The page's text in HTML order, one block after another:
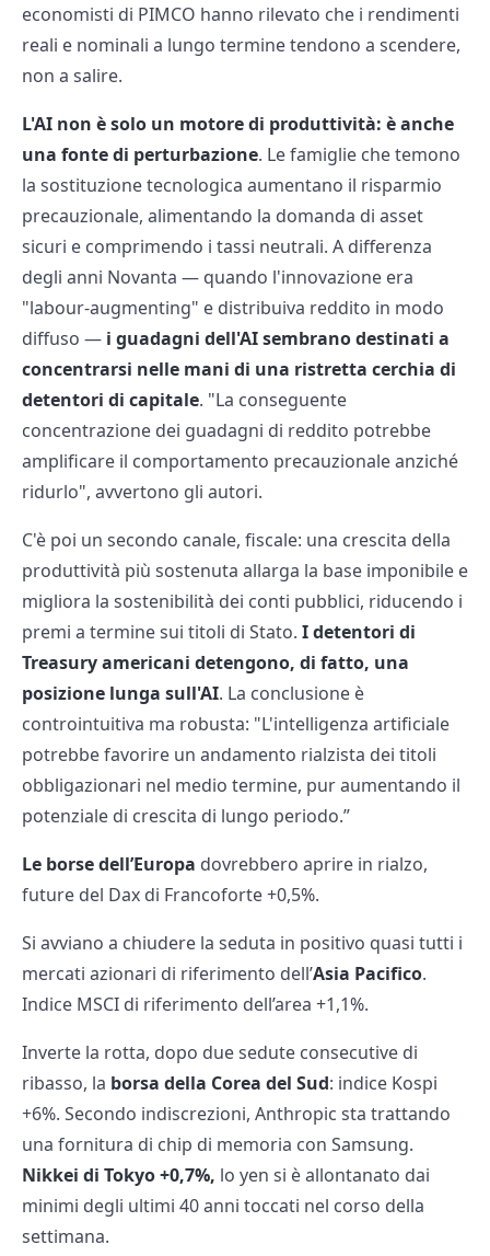
economisti di PIMCO hanno rilevato che i rendimenti
reali e nominali a lungo termine tendono a scendere,
non a salire.
L'AI non è solo un motore di produttività: è anche
una fonte di perturbazione. Le famiglie che temono
la sostituzione tecnologica aumentano il risparmio
precauzionale, alimentando la domanda di asset
sicuri e comprimendo i tassi neutrali. A differenza
degli anni Novanta — quando l'innovazione era
"labour-augmenting" e distribuiva reddito in modo
diffuso — i guadagni dell'AI sembrano destinati a
concentrarsi nelle mani di una ristretta cerchia di
detentori di capitale. "La conseguente
concentrazione dei guadagni di reddito potrebbe
amplificare il comportamento precauzionale anziché
ridurlo", avvertono gli autori.
C'è poi un secondo canale, fiscale: una crescita della
produttività più sostenuta allarga la base imponibile e
migliora la sostenibilità dei conti pubblici, riducendo i
premi a termine sui titoli di Stato. I detentori di
Treasury americani detengono, di fatto, una
posizione lunga sull'AI. La conclusione è
controintuitiva ma robusta: "L'intelligenza artificiale
potrebbe favorire un andamento rialzista dei titoli
obbligazionari nel medio termine, pur aumentando il
potenziale di crescita di lungo periodo.”
Le borse dell’Europa dovrebbero aprire in rialzo,
future del Dax di Francoforte +0,5%.
Si avviano a chiudere la seduta in positivo quasi tutti i
mercati azionari di riferimento dell’Asia Pacifico.
Indice MSCI di riferimento dell’area +1,1%.
Inverte la rotta, dopo due sedute consecutive di
ribasso, la borsa della Corea del Sud: indice Kospi
+6%. Secondo indiscrezioni, Anthropic sta trattando
una fornitura di chip di memoria con Samsung.
Nikkei di Tokyo +0,7%, lo yen si è allontanato dai
minimi degli ultimi 40 anni toccati nel corso della
settimana.